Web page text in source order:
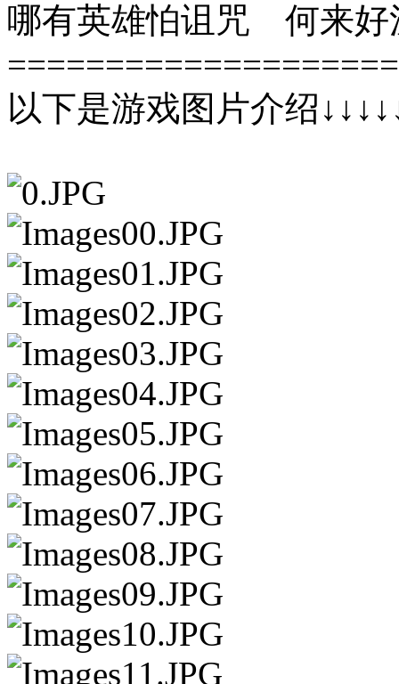
哪有英雄怕诅咒 何来
以下是游戏图片介绍